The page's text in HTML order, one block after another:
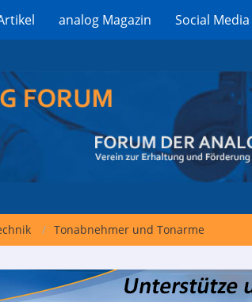
analog Magazin Social Media
Tonabnehmer und Tonarme